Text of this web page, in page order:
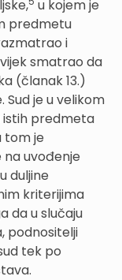
u kojem je
predmetu
i
smatrao da
(članak 13.)
je u velikom
istih predmeta
tom je
uvođenje
duljine
kriterijima
da u slučaju
podnositelji
tek po